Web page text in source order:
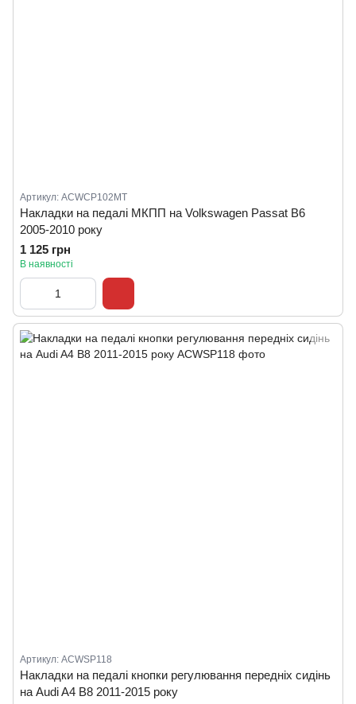
Артикул: ACWCP102MT
Накладки на педалі МКПП на Volkswagen Passat B6
2005-2010 року
1 125 грн
В наявності
Артикул: ACWSP118
Накладки на педалі кнопки регулювання передніх сидінь
на Audi A4 B8 2011-2015 року